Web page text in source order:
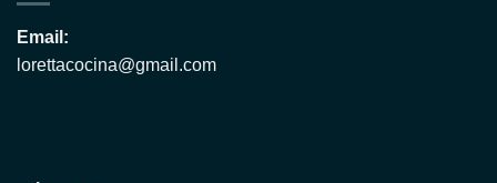
Email:
lorettacocina@gmail.com